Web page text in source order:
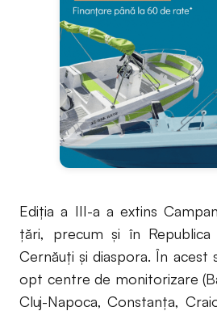
Ediția a III-a a extins
țări, precum și în Republica
Cernăuți și diaspora. În
opt centre de monitorizare
Cluj-Napoca, Constanța,